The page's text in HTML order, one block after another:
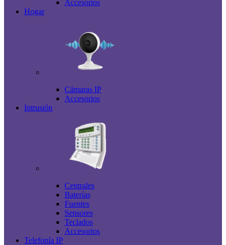
Accesorios
Hogar
Cámaras IP
Accesorios
Intrusión
Centrales
Baterías
Fuentes
Sensores
Teclados
Accesorios
Telefonía IP